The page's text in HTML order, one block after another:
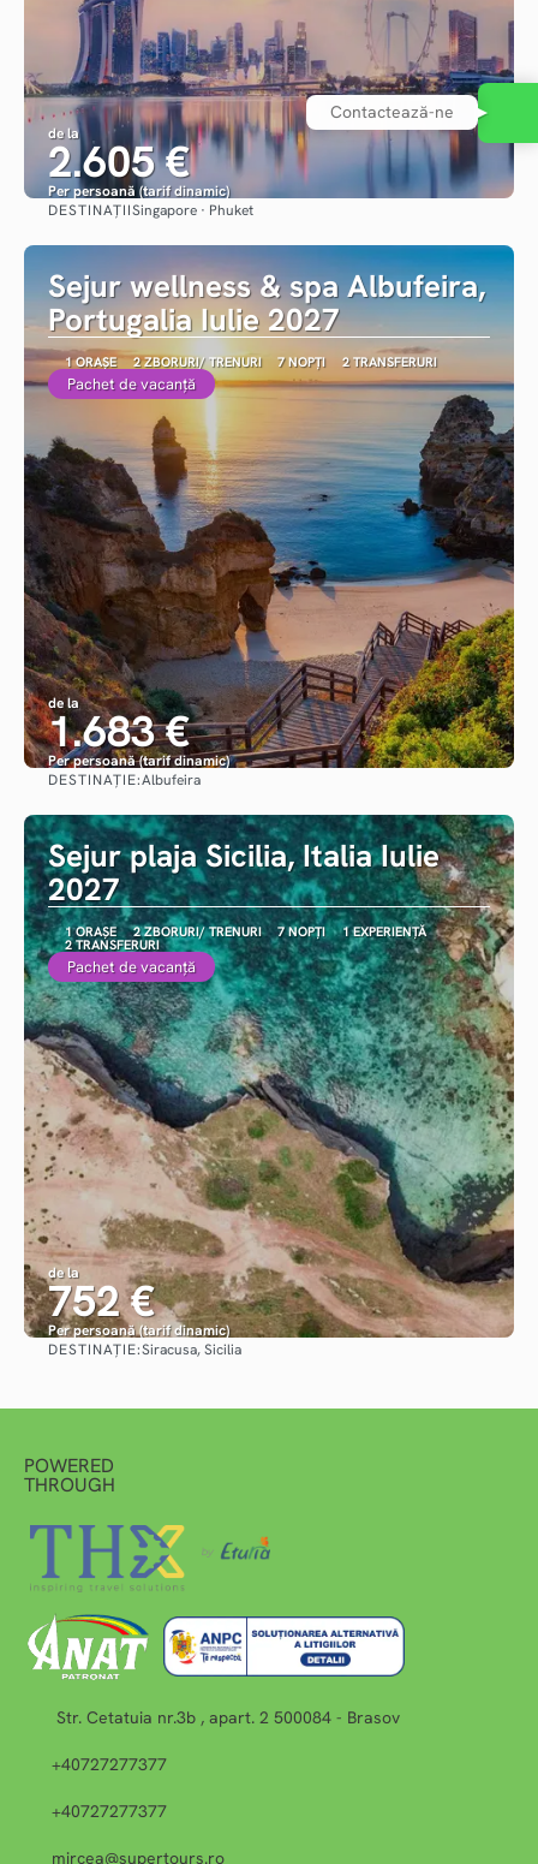
de la
2.605 €
Per persoană (tarif dinamic)
Vezi detalii
DESTINAȚIISingapore · Phuket
Sejur wellness & spa Albufeira,
Portugalia Iulie 2027
1 ORAȘE 2 ZBORURI/ TRENURI 7 NOPȚI 2 TRANSFERURI
Pachet de vacanță
de la
1.683 €
Per persoană (tarif dinamic)
DESTINAȚIE:Albufeira
Sejur plaja Sicilia, Italia Iulie
2027
1 ORAȘE 2 ZBORURI/ TRENURI 7 NOPȚI 1 EXPERIENȚĂ
2 TRANSFERURI
Pachet de vacanță
de la
752 €
Per persoană (tarif dinamic)
Vezi detalii
DESTINAȚIE:Siracusa, Sicilia
POWERED
THROUGH
Str. Cetatuia nr.3b , apart. 2 500084 - Brasov
+40727277377
+40727277377
mircea@supertours.ro
Contactează-ne